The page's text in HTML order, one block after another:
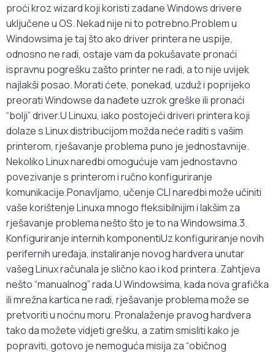
proći kroz wizard koji koristi zadane Windows drivere
uključene u OS. Nekad nije ni to potrebno.Problem u
Windowsima je taj što ako driver printera ne uspije,
odnosno ne radi, ostaje vam da pokušavate pronaći
ispravnu pogrešku zašto printer ne radi, a to nije uvijek
najlakši posao. Morati ćete, ponekad, uzduž i poprijeko
preorati Windowse da nađete uzrok greške ili pronaći
“bolji” driver.U Linuxu, iako postojeći driveri printera koji
dolaze s Linux distribucijom možda neće raditi s vašim
printerom, rješavanje problema puno je jednostavnije.
Nekoliko Linux naredbi omogućuje vam jednostavno
povezivanje s printerom i ručno konfiguriranje
komunikacije.Ponavljamo, učenje CLI naredbi može učiniti
vaše korištenje Linuxa mnogo fleksibilnijim i lakšim za
rješavanje problema nešto što je to na Windowsima.3.
Konfiguriranje internih komponentiUz konfiguriranje novih
perifernih uređaja, instaliranje novog hardvera unutar
vašeg Linux računala je slično kao i kod printera. Zahtjeva
nešto “manualnog” rada.U Windowsima, kada nova grafička
ili mrežna kartica ne radi, rješavanje problema može se
pretvoriti u noćnu moru. Pronalaženje pravog hardvera
tako da možete vidjeti grešku, a zatim smisliti kako je
popraviti, gotovo je nemoguća misija za “običnog